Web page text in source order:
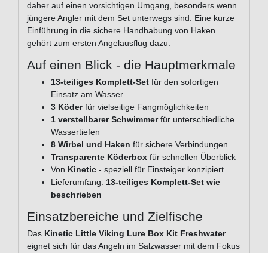
daher auf einen vorsichtigen Umgang, besonders wenn
jüngere Angler mit dem Set unterwegs sind. Eine kurze
Einführung in die sichere Handhabung von Haken
gehört zum ersten Angelausflug dazu.
Auf einen Blick - die Hauptmerkmale
13-teiliges Komplett-Set für den sofortigen
Einsatz am Wasser
3 Köderfür vielseitige Fangmöglichkeiten
1 verstellbarer Schwimmerfür unterschiedliche
Wassertiefen
8 Wirbel und Haken für sichere Verbindungen
Transparente Köderbox für schnellen Überblick
Von Kinetic - speziell für Einsteiger konzipiert
Lieferumfang: 13-teiliges Komplett-Set wie
beschrieben
Einsatzbereiche und Zielfische
Das Kinetic Little Viking Lure Box Kit Freshwater
eignet sich für das Angeln im Salzwasser mit dem Fokus